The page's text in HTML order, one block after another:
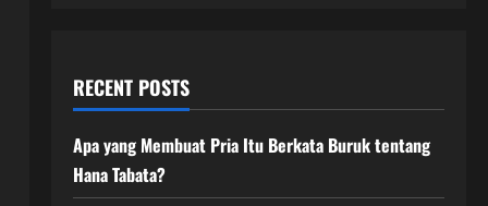
RECENT POSTS
Apa yang Membuat Pria Itu Berkata Buruk tentang
Hana Tabata?